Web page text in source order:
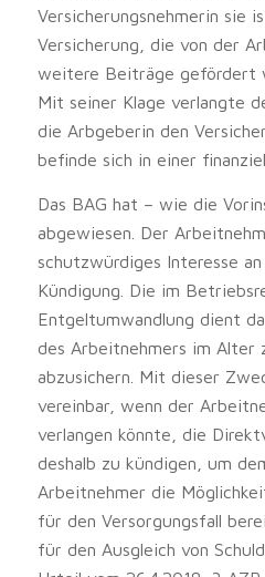
Versicherungsnehmerin sie
Versicherung, die von der
weitere Beiträge gefördert
Mit seiner Klage verlangte
die Arbgeberin den
befinde sich in einer
Das BAG hat – wie die
abgewiesen. Der
schutzwürdiges Interesse
Kündigung. Die im
Entgeltumwandlung dient
des Arbeitnehmers im Alter
abzusichern. Mit dieser
vereinbar, wenn der
verlangen könnte, die
deshalb zu kündigen, um
Arbeitnehmer die
für den Versorgungsfall
für den Ausgleich von